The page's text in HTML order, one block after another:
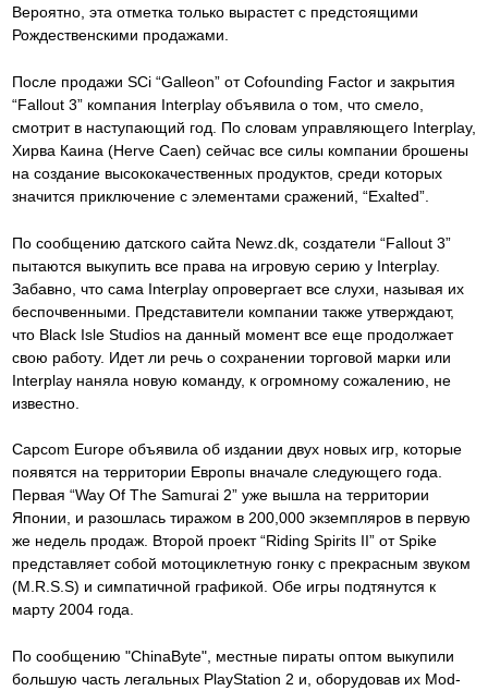
Вероятно, эта отметка только вырастет с предстоящими
Рождественскими продажами.
После продажи SCi “Galleon” от Cofounding Factor и закрытия
“Fallout 3” компания Interplay объявила о том, что смело,
смотрит в наступающий год. По словам управляющего Interplay,
Хирва Каина (Herve Caen) сейчас все силы компании брошены
на создание высококачественных продуктов, среди которых
значится приключение с элементами сражений, “Exalted”.
По сообщению датского сайта Newz.dk, создатели “Fallout 3”
пытаются выкупить все права на игровую серию у Interplay.
Забавно, что сама Interplay опровергает все слухи, называя их
беспочвенными. Представители компании также утверждают,
что Black Isle Studios на данный момент все еще продолжает
свою работу. Идет ли речь о сохранении торговой марки или
Interplay наняла новую команду, к огромному сожалению, не
известно.
Capcom Europe объявила об издании двух новых игр, которые
появятся на территории Европы вначале следующего года.
Первая “Way Of The Samurai 2” уже вышла на территории
Японии, и разошлась тиражом в 200,000 экземпляров в первую
же недель продаж. Второй проект “Riding Spirits II” от Spike
представляет собой мотоциклетную гонку с прекрасным звуком
(M.R.S.S) и симпатичной графикой. Обе игры подтянутся к
марту 2004 года.
По сообщению "ChinaByte", местные пираты оптом выкупили
большую часть легальных PlayStation 2 и, оборудовав их Mod-